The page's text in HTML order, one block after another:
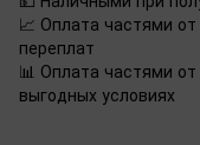
📈 Оплата частями
переплат
📊 Оплата частями
выгодных условиях